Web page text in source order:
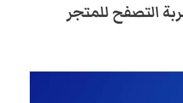
التصفح للمتجر